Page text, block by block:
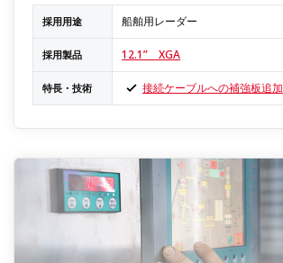
採用用途 船舶用レーダー
採用製品 12.1” XGA
特長・技術 接続ケーブルへの補強板追加